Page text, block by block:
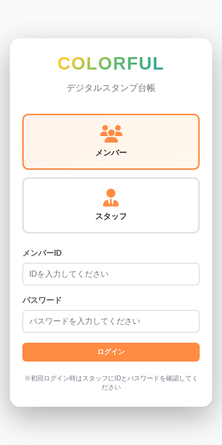
COLORFUL
デジタルスタンプ台帳
メンバー
スタッフ
メンバーID
パスワード
ログイン
※初回ログイン時はスタッフにIDとパスワードを確認してく
ださい